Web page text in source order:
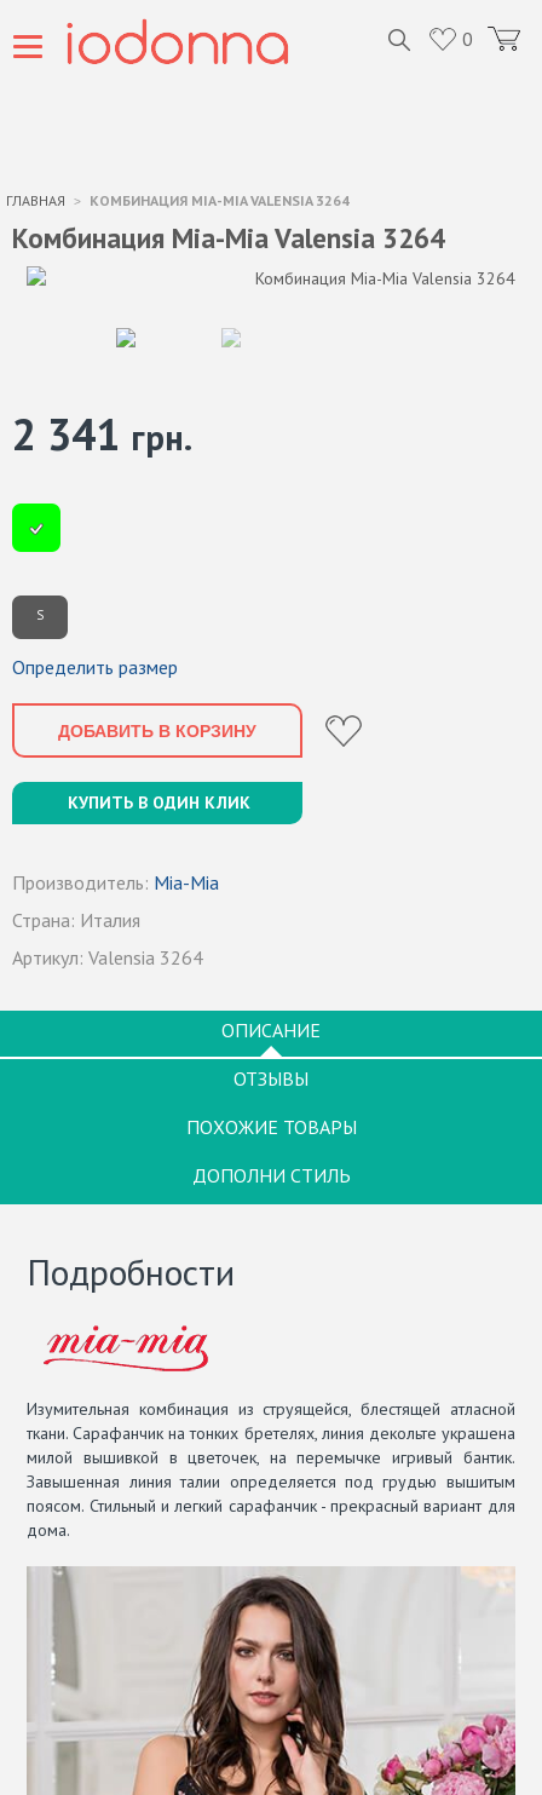
0
ГЛАВНАЯ КОМБИНАЦИЯ MIA-MIA VALENSIA 3264
Комбинация Mia-Mia Valensia 3264
S
Определить размер
2 341 грн.
ДОБАВИТЬ В КОРЗИНУ
КУПИТЬ В ОДИН КЛИК
Производитель: Mia-Mia
Страна: Италия
Артикул: Valensia 3264
ОПИСАНИЕ
ОТЗЫВЫ
ПОХОЖИЕ ТОВАРЫ
ДОПОЛНИ СТИЛЬ
Подробности
Изумительная комбинация из струящейся, блестящей атласной
ткани. Сарафанчик на тонких бретелях, линия декольте украшена
милой вышивкой в цветочек, на перемычке игривый бантик.
Завышенная линия талии определяется под грудью вышитым
поясом. Стильный и легкий сарафанчик - прекрасный вариант для
дома.